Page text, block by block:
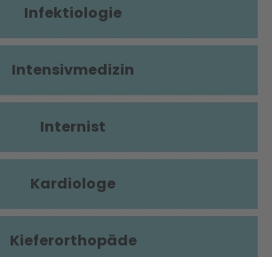
Infektiologie
Intensivmedizin
Internist
Kardiologe
Kieferorthopäde